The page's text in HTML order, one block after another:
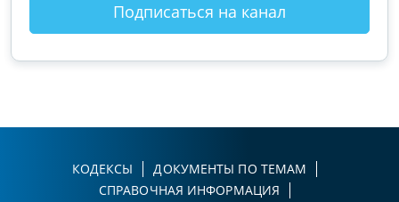
Подписаться на канал
КОДЕКСЫ
ДОКУМЕНТЫ ПО ТЕМАМ
СПРАВОЧНАЯ ИНФОРМАЦИЯ